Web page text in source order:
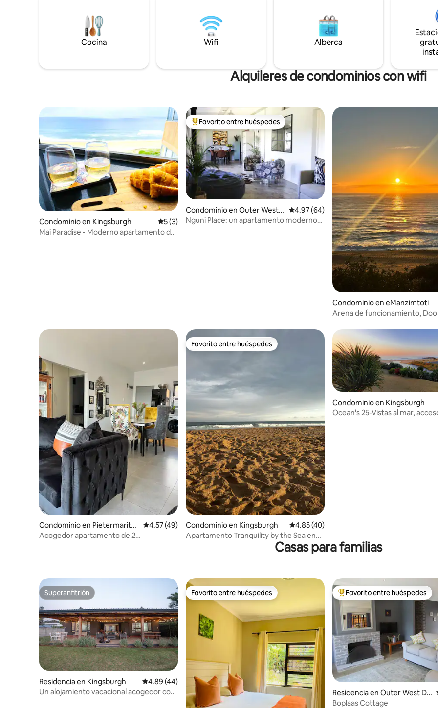
disfrutar de una noche rejuvenecedora
mientras contemplas las estrellas. Cree
la iluminación perfecta para una cita
romántica o unas vacaciones de trabajo,
jardín privado
tranquilo en el que relajarse mientras
disfrutas del sonido de las cataratas
Nkonka directamente debajo de la
para el verano, mantas
invierno y una lámpara de
bueno, eso es para todas las
Ubicado en hermosos árboles
amarilla con tu lapa privada y
se extiende hacia y alrededor
Cocina Wifi Alberca
Alquileres de condominios con wifi
Condominio en Kingsburgh Calificación promedio: 5 de 5; 3 evaluaciones
5 (3)
Mai Paradise - Moderno apartamento de
De los mejores en Favorito entre huéspedes
Favorito entre huéspedes
Condominio en Outer West
Durban
Calificación promedio: 4.97 de 5; 64
4.97 (64)
Nguni Place: un apartamento moderno
Condominio en eManzimtoti
Arena de funcionamiento,
Condominio en Pietermaritzb
urg
Calificación promedio: 4.57 de 5; 49 evaluaciones
4.57 (49)
Acogedor apartamento de 2
Favorito entre huéspedes
Favorito entre huéspedes
Condominio en Kingsburgh Calificación promedio: 4.85 de 5; 40
4.85 (40)
Apartamento Tranquility by the Sea en
Condominio en Kingsburgh
Ocean's 25-Vistas al mar,
Casas para familias
Superanfitrión
Superanfitrión
Residencia en Kingsburgh Calificación promedio: 4.89 de 5; 44 evaluaciones
4.89 (44)
Un alojamiento vacacional acogedor con
Favorito entre huéspedes
Favorito entre huéspedes De los mejores en Favorito
Favorito entre huéspedes
Residencia en Outer West Du
rban
Boplaas Cottage